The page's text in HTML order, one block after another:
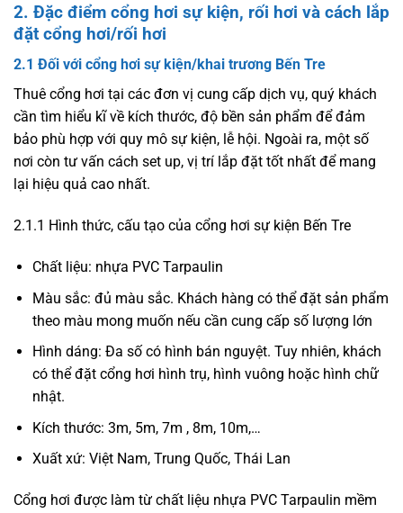
2. Đặc điểm cổng hơi sự kiện, rối hơi và cách lắp
đặt cổng hơi/rối hơi
2.1 Đối với cổng hơi sự kiện/khai trương Bến Tre
Thuê cổng hơi tại các đơn vị cung cấp dịch vụ, quý khách
cần tìm hiểu kĩ về kích thước, độ bền sản phẩm để đảm
bảo phù hợp với quy mô sự kiện, lễ hội. Ngoài ra, một số
nơi còn tư vấn cách set up, vị trí lắp đặt tốt nhất để mang
lại hiệu quả cao nhất.
2.1.1 Hình thức, cấu tạo của cổng hơi sự kiện Bến Tre
Chất liệu: nhựa PVC Tarpaulin
Màu sắc: đủ màu sắc. Khách hàng có thể đặt sản phẩm
theo màu mong muốn nếu cần cung cấp số lượng lớn
Hình dáng: Đa số có hình bán nguyệt. Tuy nhiên, khách
có thể đặt cổng hơi hình trụ, hình vuông hoặc hình chữ
nhật.
Kích thước: 3m, 5m, 7m , 8m, 10m,…
Xuất xứ: Việt Nam, Trung Quốc, Thái Lan
Cổng hơi được làm từ chất liệu nhựa PVC Tarpaulin mềm